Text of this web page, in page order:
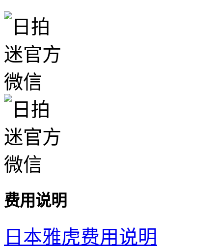
费用说明
日本雅虎费用说明